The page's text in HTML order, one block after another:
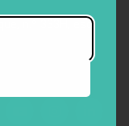
n.º 333H, esc.